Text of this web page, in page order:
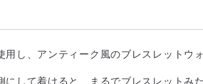
用し、アンティーク風のブレスレットウ
して着けると、まるでブレスレットみた